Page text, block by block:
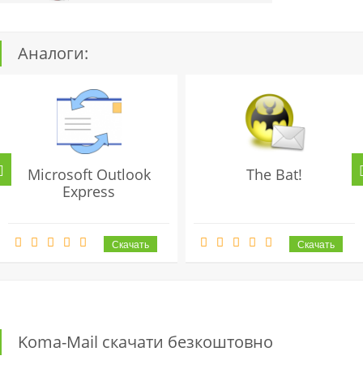
Аналоги:
Microsoft Outlook
Express
The Bat!
Koma-Mail скачати безкоштовно